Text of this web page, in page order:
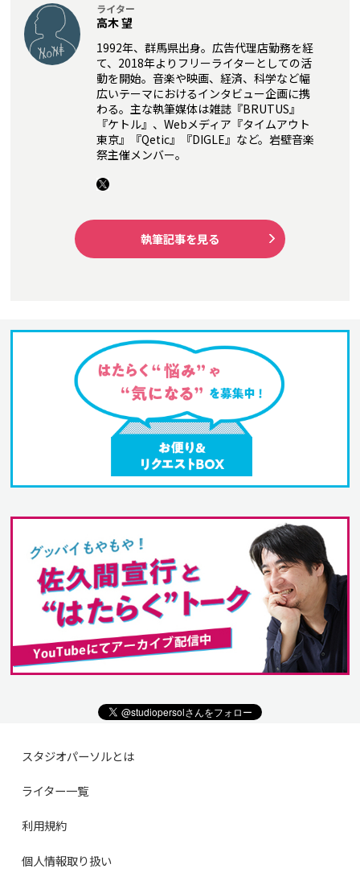
ライター
高木 望
1992年、群馬県出身。広告代理店勤務を経
て、2018年よりフリーライターとしての活
動を開始。音楽や映画、経済、科学など幅
広いテーマにおけるインタビュー企画に携
わる。主な執筆媒体は雑誌『BRUTUS』
『ケトル』、Webメディア『タイムアウト
東京』『Qetic』『DIGLE』など。岩壁音楽
祭主催メンバー。
執筆記事を見る
スタジオパーソルとは
ライター一覧
利用規約
個人情報取り扱い